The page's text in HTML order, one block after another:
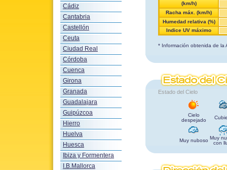
Cádiz
Cantabria
Castellón
Ceuta
Ciudad Real
Córdoba
Cuenca
Girona
Granada
Guadalajara
Guipúzcoa
Hierro
Huelva
Huesca
Ibiza y Formentera
I.B.Mallorca
(km/h)
Racha máx. (km/h)
Humedad relativa (%)
Indice UV máximo
* Información obtenida de la
Estado del Cielo
Cielo
despejado
Muy nuboso Muy
con